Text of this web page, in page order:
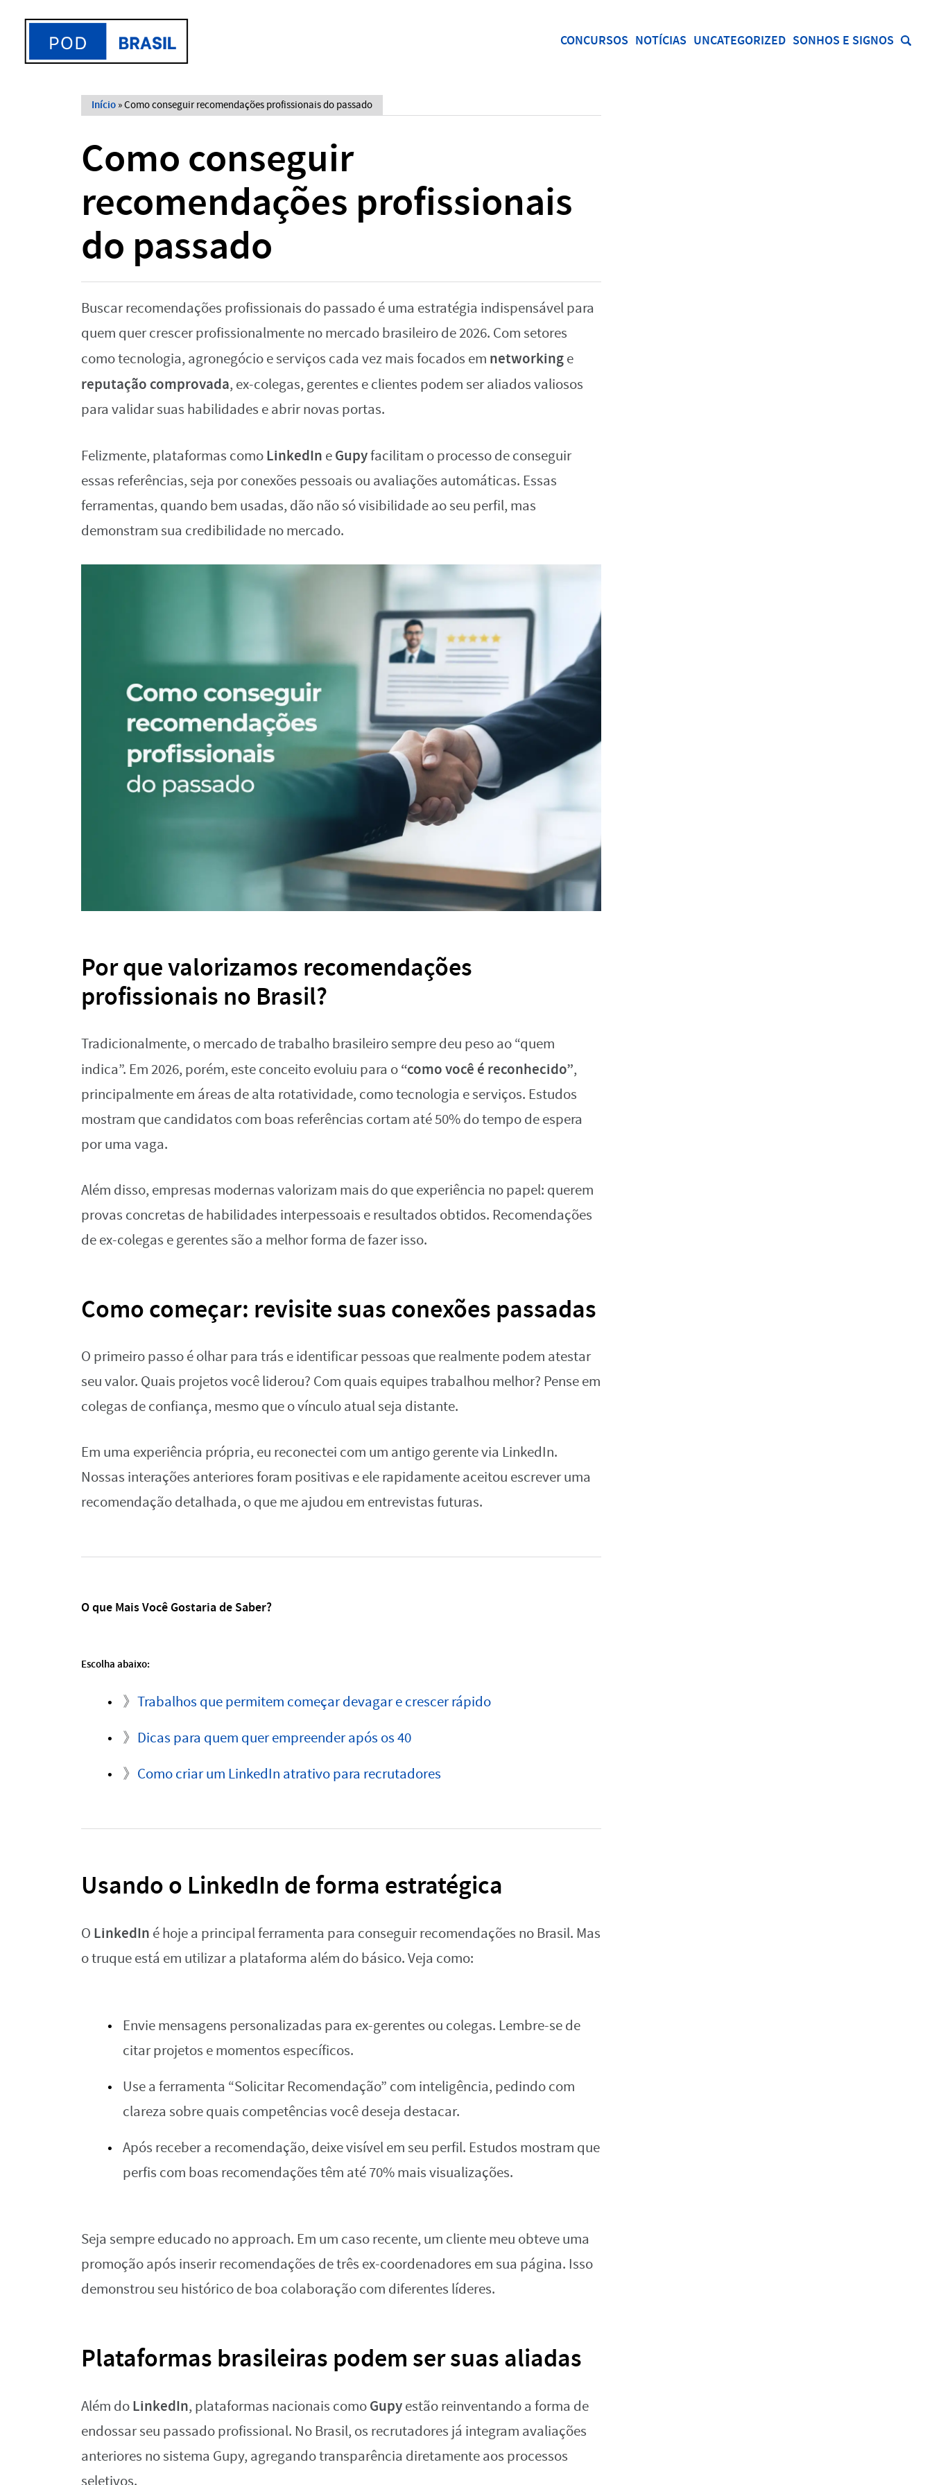
CONCURSOS NOTÍCIAS UNCATEGORIZED SONHOS E SIGNOS
Início »Como conseguir recomendações profissionais do passado
Como conseguir
recomendações profissionais
do passado
Buscar recomendações profissionais do passado é uma estratégia indispensável para
quem quer crescer profissionalmente no mercado brasileiro de 2026. Com setores
como tecnologia, agronegócio e serviços cada vez mais focados em networkinge
reputação comprovada, ex-colegas, gerentes e clientes podem ser aliados valiosos
para validar suas habilidades e abrir novas portas.
Felizmente, plataformas comoLinkedIn eGupyfacilitam o processo de conseguir
essas referências, seja por conexões pessoais ou avaliações automáticas. Essas
ferramentas, quando bem usadas, dão não só visibilidade ao seu perfil, mas
demonstram sua credibilidade no mercado.
Por que valorizamos recomendações
profissionais no Brasil?
Tradicionalmente, o mercado de trabalho brasileiro sempre deu peso ao “quem
indica”. Em 2026, porém, este conceito evoluiu para o“como você é reconhecido”,
principalmente em áreas de alta rotatividade, como tecnologia e serviços. Estudos
mostram que candidatos com boas referências cortam até 50% do tempo de espera
por uma vaga.
Além disso, empresas modernas valorizam mais do que experiência no papel: querem
provas concretas de habilidades interpessoais e resultados obtidos. Recomendações
de ex-colegas e gerentes são a melhor forma de fazer isso.
Como começar: revisite suas conexões passadas
O primeiro passo é olhar para trás e identificar pessoas que realmente podem atestar
seu valor. Quais projetos você liderou? Com quais equipes trabalhou melhor? Pense em
colegas de confiança, mesmo que o vínculo atual seja distante.
Em uma experiência própria, eu reconectei com um antigo gerente via LinkedIn.
Nossas interações anteriores foram positivas e ele rapidamente aceitou escrever uma
recomendação detalhada, o que me ajudou em entrevistas futuras.
O que Mais Você Gostaria de Saber?
Escolha abaixo:
》 Trabalhos que permitem começar devagar e crescer rápido
》 Dicas para quem quer empreender após os 40
》 Como criar um LinkedIn atrativo para recrutadores
Usando o LinkedIn de forma estratégica
O LinkedIn é hoje a principal ferramenta para conseguir recomendações no Brasil. Mas
o truque está em utilizar a plataforma além do básico. Veja como:
Envie mensagens personalizadas para ex-gerentes ou colegas. Lembre-se de
citar projetos e momentos específicos.
Use a ferramenta “Solicitar Recomendação” com inteligência, pedindo com
clareza sobre quais competências você deseja destacar.
Após receber a recomendação, deixe visível em seu perfil. Estudos mostram que
perfis com boas recomendações têm até 70% mais visualizações.
Seja sempre educado no approach. Em um caso recente, um cliente meu obteve uma
promoção após inserir recomendações de três ex-coordenadores em sua página. Isso
demonstrou seu histórico de boa colaboração com diferentes líderes.
Plataformas brasileiras podem ser suas aliadas
Além doLinkedIn, plataformas nacionais comoGupyestão reinventando a forma de
endossar seu passado profissional. No Brasil, os recrutadores já integram avaliações
anteriores no sistema Gupy, agregando transparência diretamente aos processos